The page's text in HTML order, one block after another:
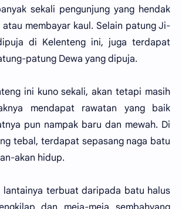
sekali pengunjung yang hendak
atau membayar kaul. Selain patung Ji-
di Kelenteng ini, juga terdapat
patung Dewa yang dipuja.
ini kuno sekali, akan tetapi masih
mendapat rawatan yang baik
pun nampak baru dan mewah. Di
tebal, terdapat sepasang naga batu
akan hidup.
lantainya terbuat daripada batu halus